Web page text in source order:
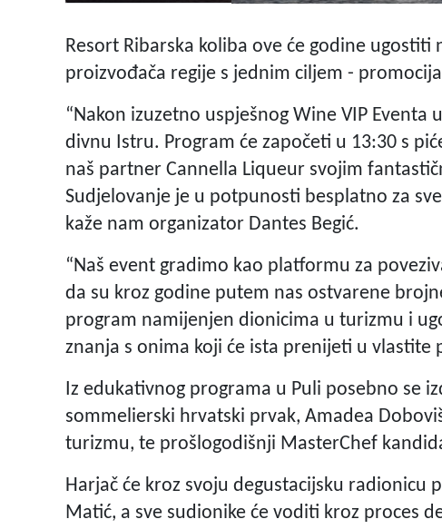
Resort Ribarska koliba ove će godine
proizvođača regije s jednim ciljem -
“Nakon izuzetno uspješnog Wine VIP
divnu Istru. Program će započeti u 13:30 s
naš partner Cannella Liqueur svojim
Sudjelovanje je u potpunosti besplatno za
kaže nam organizator Dantes Begić.
“Naš event gradimo kao platformu za
da su kroz godine putem nas ostvarene
program namijenjen dionicima u turizmu i
znanja s onima koji će ista prenijeti u vlastite
Iz edukativnog programa u Puli posebno se
sommelierski hrvatski prvak, Amadea
turizmu, te prošlogodišnji MasterChef
Harjač će kroz svoju degustacijsku
Matić, a sve sudionike će voditi kroz proces